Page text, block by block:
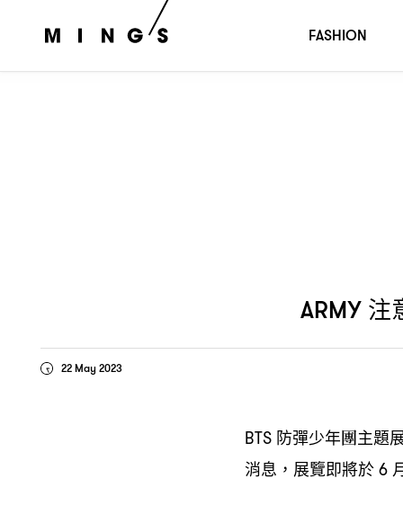
ARMY 注
22 May 2023
BTS 防彈少年團主題
消息 ， 展覽即將於6
FASHION
ARMY 注意 ！《 BTS EXHIBITION : PROOF 6